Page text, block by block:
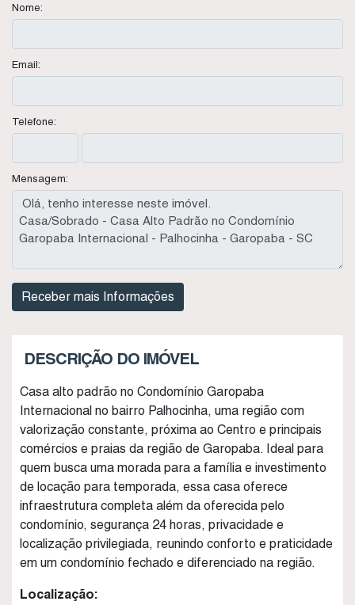
Nome:
Email:
Telefone:
Mensagem:
DESCRIÇÃO DO IMÓVEL
Casa alto padrão no Condomínio Garopaba
Internacional no bairro Palhocinha, uma região com
valorização constante, próxima ao Centro e principais
comércios e praias da região de Garopaba. Ideal para
quem busca uma morada para a família e investimento
de locação para temporada, essa casa oferece
infraestrutura completa além da oferecida pelo
condomínio, segurança 24 horas, privacidade e
localização privilegiada, reunindo conforto e praticidade
em um condomínio fechado e diferenciado na região.
Localização: